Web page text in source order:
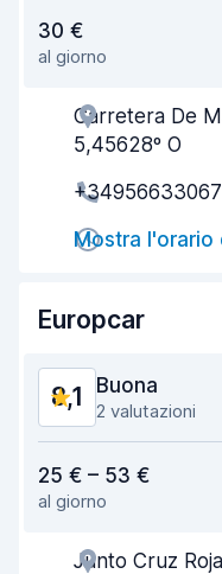
Facile da trovare
Gentilezza degli
Condizioni dell'auto
30 €
al giorno
Carretera De
5,45628º O
+34956633067
Mostra l'orario
Europcar
8,1 Buona
2 valutazioni
Facile da trovare
Gentilezza degli agenti
25 € – 53 €
al giorno
Junto Cruz